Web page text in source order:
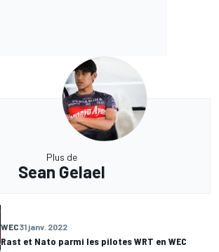
Plus de
Sean Gelael
WEC31 janv. 2022
Rast et Nato parmi les pilotes WRT en WEC